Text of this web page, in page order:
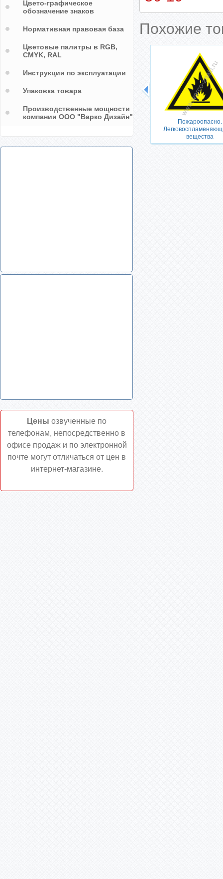
Похожие
Пожароопасно.
вещества
Цвето-графическое
обозначение знаков
Нормативная правовая база
Цветовые палитры в RGB,
CMYK, RAL
Инструкции по эксплуатации
Упаковка товара
Производственные мощности
компании ООО "Варко Дизайн"
Цены озвученные по
телефонам, непосредственно в
офисе продаж и по электронной
почте могут отличаться от цен в
интернет-магазине.